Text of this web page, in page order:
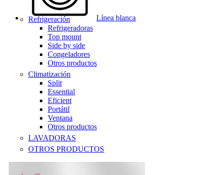
Línea blanca
Refrigeración
Refrigeradoras
Top mount
Side by side
Congeladores
Otros productos
Climatización
Split
Essential
Eficient
Portátil
Ventana
Otros productos
LAVADORAS
OTROS PRODUCTOS